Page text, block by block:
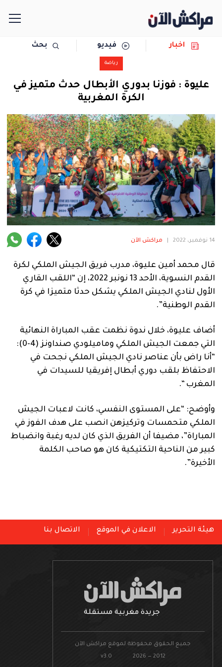
مجتمع
رياضة
حوادث
دولية
المرأة
فنية
آراء
اخبار فيديو بحث
رياضة
عليوة : فوزنا بدوري الأبطال حدث متميز في
الكرة المغربية
14 نوفمبر، 2022 مراكش الآن
قال محمد أمين عليوة، مدرب فريق الجيش الملكي لكرة
القدم النسوية، الأحد 13 نونبر 2022، إن “اللقب القاري
الأول لنادي الجيش الملكي يشكل حدثا متميزا في كرة
القدم الوطنية”.
أضاف عليوة، خلال ندوة نظمت عقب المباراة النهائية
التي جمعت الجيش الملكي وماميلودي صنداونز (4-0):
“أنا راض بأن عناصر نادي الجيش الملكي نجحت في
الاحتفاظ بلقب دوري أبطال إفريقيا للسيدات في
المغرب “.
وأوضح: “على المستوى النفسي، كانت لاعبات الجيش
الملكي متحمسات وتركيزهن انصب على هدف الفوز في
المباراة”، مضيفا أن الفريق الذي كان لديه رغبة وانضباط
كبير من الناحية التكتيكية كان هو صاحب الكلمة
الأخيرة”.
هيئة التحرير الاعلان في الموقع الاتصال بنا
جريدة مغربية مستقلة
جميع الحقوق محفوظة لموقع مراكش الآن
v3.0 2026 — 2012